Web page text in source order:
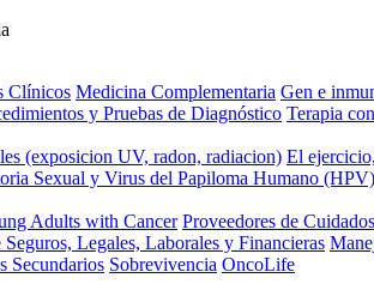
Clínicos Medicina Complementaria Gen e
y Pruebas de Diagnóstico Terapia
(exposicion UV, radon, radiacion) El
Sexual y Virus del Papiloma Humano (HPV)
Adults with Cancer Proveedores de Cuidados
Seguros, Legales, Laborales y Financieras
Secundarios Sobrevivencia OncoLife